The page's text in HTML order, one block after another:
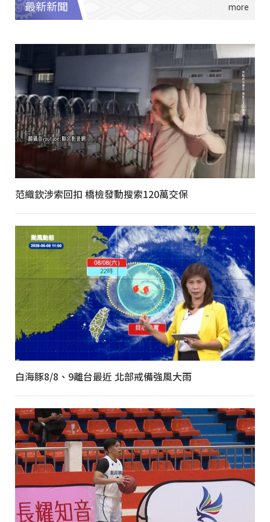
最新新聞
范織欽涉索回扣 橋檢發動搜索120萬交保
白海豚8/8、9離台最近 北部戒備強風大雨